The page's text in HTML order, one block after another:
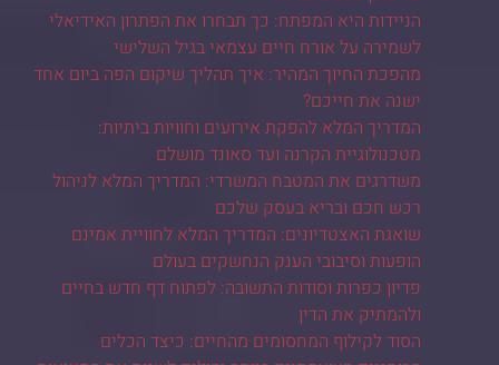
הניידות היא המפתח: כך תבחרו את הפתרון האידיאלי
לשמירה על אורח חיים עצמאי בגיל השלישי
מהפכת החיוך המהיר: איך תהליך שיקום הפה ביום אחד
ישנה את חייכם?
המדריך המלא להפקת אירועים וחוויות ביתיות:
מטכנולוגיית הקרנה ועד סאונד מושלם
משדרגים את המטבח המשרדי: המדריך המלא לניהול
רכש חכם ובריא בעסק שלכם
שואגת האצטדיונים: המדריך המלא לחוויית אמינם
הופעות וסיבובי הענק הנחשקים בעולם
פדיון כפרות וסודות התשובה: לפתוח דף חדש בחיים
ולהמתיק את הדין
הסוד לקילוף המחסומים מהחיים: כיצד הכלים